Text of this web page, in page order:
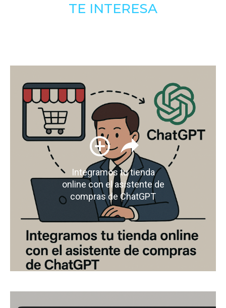
TE INTERESA
Integramos tu tienda
online con el asistente de
compras de ChatGPT